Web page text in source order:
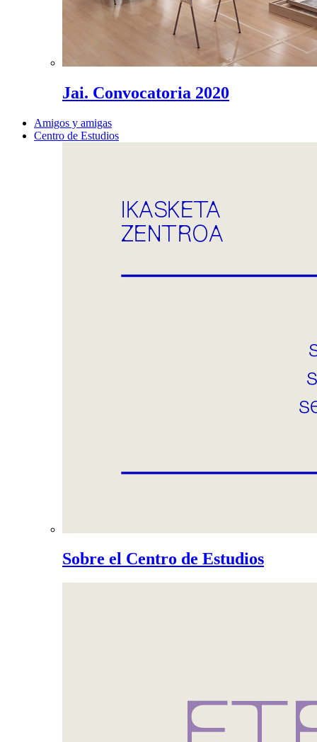
Jai. Convocatoria 2020
Amigos y amigas
Centro de Estudios
Sobre el Centro de Estudios